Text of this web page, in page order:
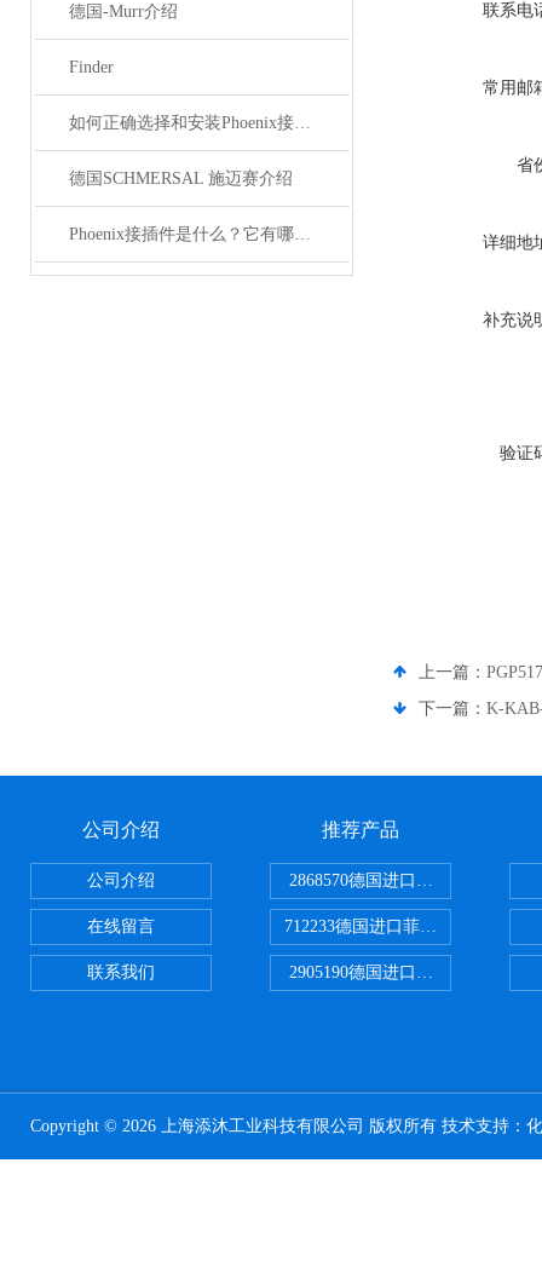
德国-Murr介绍
Finder
如何正确选择和安装Phoenix接插件以确保其性能？
德国SCHMERSAL 施迈赛介绍
Phoenix接插件是什么？它有哪些应用？
联系电
常用邮
省
详细地
补充说
验证
上一篇：
下一篇： K-
公司介绍
公司介绍
在线留言
联系我们
推荐产品
2868570德国进口菲尼克斯电源
712233德国进口菲尼克斯断路器
2905190德国进口菲尼克斯继电器
Copyright © 2026 上海添沐工业科技有限公司 版权所有 技术支持：